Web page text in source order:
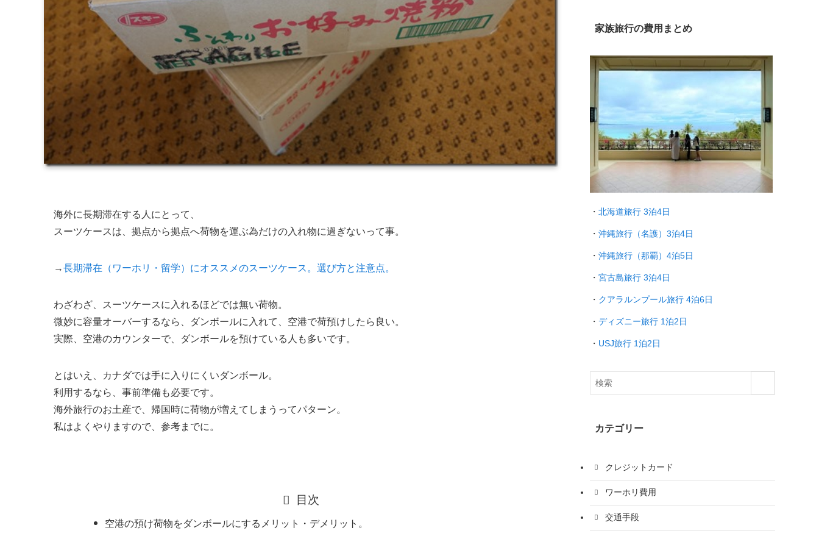
海外に長期滞在する人にとって、
スーツケースは、拠点から拠点へ荷物を運ぶ為だけの入れ物に過ぎないって事。
→長期滞在（ワーホリ・留学）にオススメのスーツケース。選び方と注意点。
わざわざ、スーツケースに入れるほどでは無い荷物。
微妙に容量オーバーするなら、ダンボールに入れて、空港で荷預けしたら良い。
実際、空港のカウンターで、ダンボールを預けている人も多いです。
とはいえ、カナダでは手に入りにくいダンボール。
利用するなら、事前準備も必要です。
海外旅行のお土産で、帰国時に荷物が増えてしまうってパターン。
私はよくやりますので、参考までに。
目次
空港の預け荷物をダンボールにするメリット・デメリット。
家族旅行の費用まとめ
・ 北海道旅行 3泊4日
・ 沖縄旅行（名護）3泊4日
・ 沖縄旅行（那覇）4泊5日
・ 宮古島旅行 3泊4日
・ クアラルンプール旅行 4泊6日
・ ディズニー旅行 1泊2日
・ USJ旅行 1泊2日
カテゴリー
クレジットカード
ワーホリ費用
交通手段